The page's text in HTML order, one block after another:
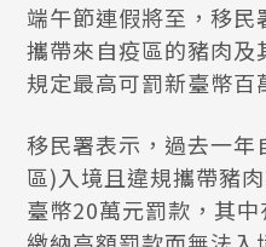
端午節連假將至，移
攜帶來自疫區的豬肉
規定最高可罰新臺幣百
移民署表示，過去一
區)入境且違規攜帶豬
臺幣20萬元罰款，其